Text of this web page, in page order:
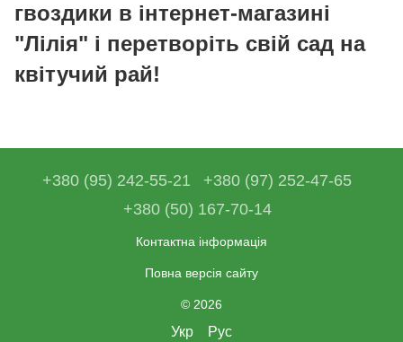
гвоздики в інтернет-магазині
"Лілія" і перетворіть свій сад на
квітучий рай!
+380 (95) 242-55-21
+380 (97) 252-47-65
+380 (50) 167-70-14
Контактна інформація
Повна версія сайту
© 2026
Укр Рус